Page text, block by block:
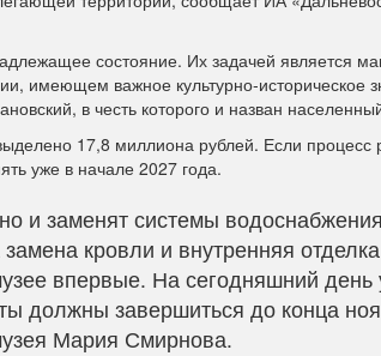
состояние. Их задачей является
имеющем важное культурно‑историческое
в честь которого и назван
17,8 миллиона рублей. Если процесс
уже в начале 2027 года.
и заменят системы
кровли и внутренняя отделка
впервые. На сегодняшний день
должны завершиться до конца
Мария Смирнова.